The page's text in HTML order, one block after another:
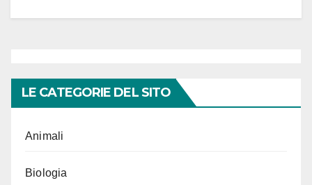
LE CATEGORIE DEL SITO
Animali
Biologia